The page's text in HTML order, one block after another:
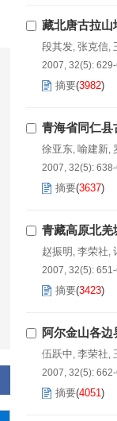
藏北唐古拉山
段其发, 张克信,
2007, 32(5):
摘要(3982)
青海省同仁县
徐亚东, 喻建新,
2007, 32(5):
摘要(3637)
青藏高原北羌
赵振明 , 李荣社,
2007, 32(5):
摘要(3423)
阿尔金山各
伍跃中, 李荣社,
2007, 32(5):
摘要(4051)